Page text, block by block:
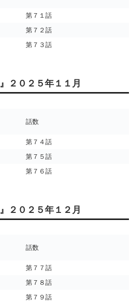
第７１話
第７２話
第７３話
２０２５年１１月
話数
第７４話
第７５話
第７６話
２０２５年１２月
話数
第７７話
第７８話
第７９話